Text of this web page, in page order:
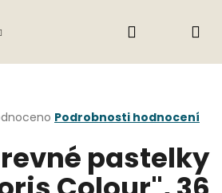
Obchodní
Podrobnosti hodnocení
pastelky